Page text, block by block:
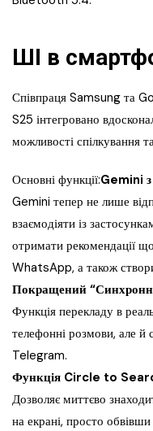
ШІ в
Співпраця Samsung та
S25 інтегровано
можливості спілкування
Основні функції:Gemini
Gemini тепер не лише
взаємодіяти із
отримати рекомендації
WhatsApp, а також
Покращений
Функція перекладу в
телефонні розмови, але
Telegram.
Функція Circle to
Дозволяє миттєво
на екрані, просто